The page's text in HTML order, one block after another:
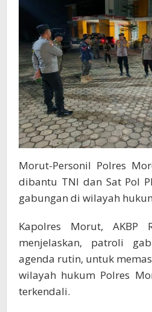
Pol
PP
Morut-Personil Polres
dibantu TNI dan Sat Pol
gabungan di wilayah
Kapolres Morut, AKBP
menjelaskan, patroli
agenda rutin, untuk
wilayah hukum Polres
terkendali.